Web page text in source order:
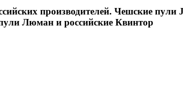
производителей. Чешские пули
Люман и российские Квинтор